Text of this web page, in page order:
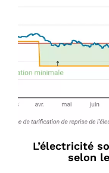
L’électricité
selon